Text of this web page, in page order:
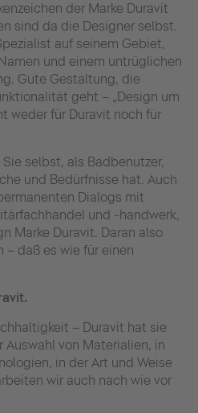
der Marke Duravit
sind da die Designer selbst.
auf seinem Gebiet,
und einem untrüglichen
Gute Gestaltung, die
geht – „Design um
weder für Duravit noch für
selbst, als Badbenutzer,
und Bedürfnisse hat. Auch
Dialogs mit
und -handwerk,
Marke Duravit. Daran also
– daß es wie für einen
– Duravit hat sie
von Materialien, in
in der Art und Weise
wir auch nach wie vor